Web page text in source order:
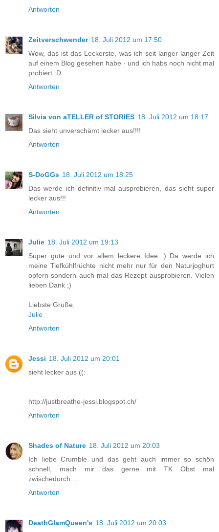
Antworten
Zeitverschwender 18. Juli 2012 um 17:50
Wow, das ist das Leckerste, was ich seit langer langer Zeit
auf einem Blog gesehen habe - und ich habs noch nicht mal
probiert :D
Antworten
Silvia von aTELLER of STORIES 18. Juli 2012 um 18:17
Das sieht unverschämt lecker aus!!!!
Antworten
S-DoGGs 18. Juli 2012 um 18:25
Das werde ich definitiv mal ausprobieren, das sieht super
lecker aus!!!
Antworten
Julie 18. Juli 2012 um 19:13
Super gute und vor allem leckere Idee :) Da werde ich
meine Tiefkühlfrüchte nicht mehr nur für den Naturjoghurt
opfern sondern auch mal das Rezept ausprobieren. Vielen
lieben Dank ;)
Liebste Grüße,
Julie
Antworten
Jessi 18. Juli 2012 um 20:01
sieht lecker aus ((:
http://justbreathe-jessi.blogspot.ch/
Antworten
Shades of Nature 18. Juli 2012 um 20:03
Ich liebe Crumble und das geht auch immer so schön
schnell, mach mir das gerne mit TK Obst mal
zwischedurch....
Antworten
DeathGlamQueen's 18. Juli 2012 um 20:03